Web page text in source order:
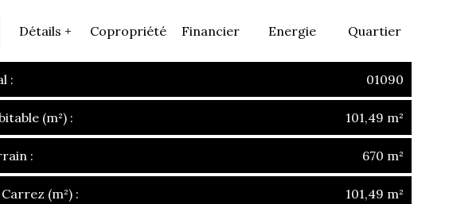
Détails + Copropriété Financier Energie Quartier
: 01090
(m²) : 101,49 m²
: 670 m²
(m²) : 101,49 m²